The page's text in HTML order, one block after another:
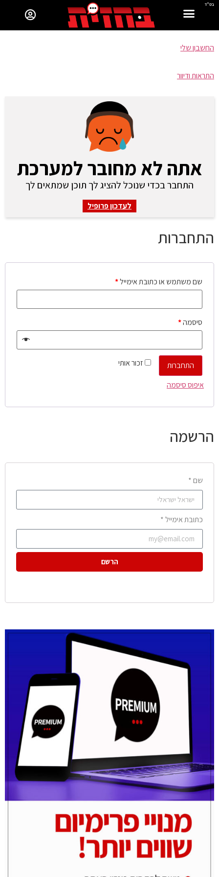
בס"ד
החשבון שלי
התראות ודיוור
אתה לא מחובר למערכת
התחבר בכדי שנוכל להציג לך תוכן שמתאים לך
לעדכון פרופיל
התחברות
שם משתמש או כתובת אימייל*
סיסמה*
זכור אותי
התחברות
איפוס סיסמה
הרשמה
שם *
כתובת אימייל *
הרשם